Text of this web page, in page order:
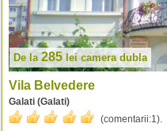
De la 285 leicamera dubla
Vila Belvedere
Galati (Galati)
(comentarii:1 ).